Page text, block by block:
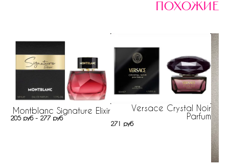
похожие
Montblanc Signature Elixir
205 руб - 277 руб
Versace Crystal Noir
Parfum
271 руб